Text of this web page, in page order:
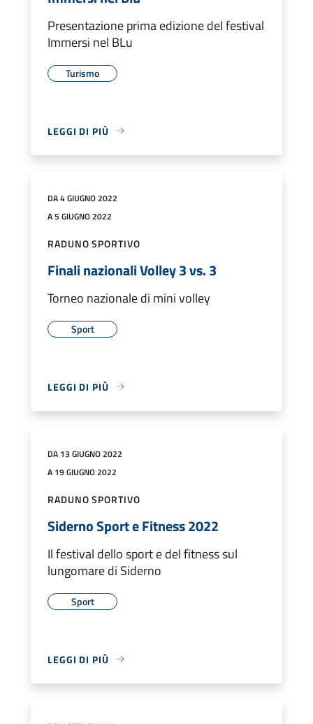
Presentazione prima edizione del festival
Immersi nel BLu
Turismo
LEGGI DI PIÙ
DA 4 GIUGNO 2022
A 5 GIUGNO 2022
RADUNO SPORTIVO
Finali nazionali Volley 3 vs. 3
Torneo nazionale di mini volley
Sport
LEGGI DI PIÙ
DA 13 GIUGNO 2022
A 19 GIUGNO 2022
RADUNO SPORTIVO
Siderno Sport e Fitness 2022
Il festival dello sport e del fitness sul
lungomare di Siderno
Sport
LEGGI DI PIÙ